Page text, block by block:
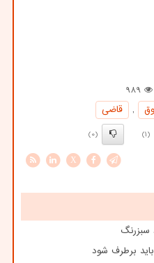
989
,
قاضی
(1)
(0)
X
سبزرنگ
برطرف شود